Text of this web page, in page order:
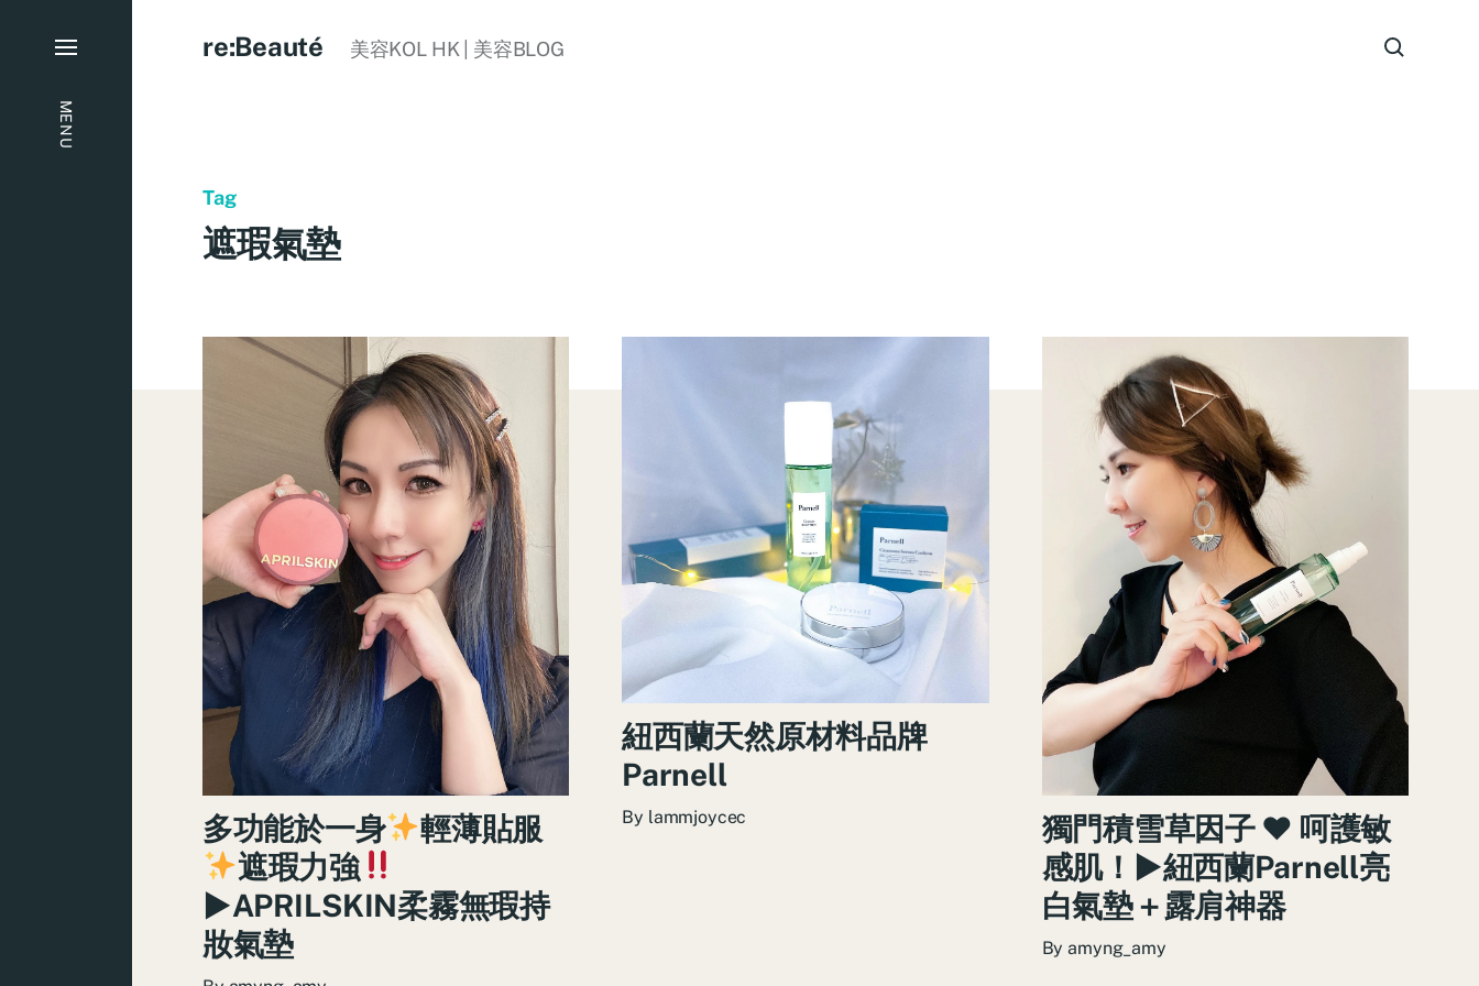
MENU
re:Beauté 美容KOL HK | 美容BLOG
Tag
遮瑕氣墊
多功能於一身
輕薄貼服
遮瑕力強
►APRILSKIN柔霧無瑕持
妝氣墊
紐西蘭天然原材料品牌
Parnell
By lammjoycec
獨門積雪草因子 ♥ 呵護敏
感肌！►紐西蘭Parnell亮
白氣墊＋露肩神器
Byamyng_amy